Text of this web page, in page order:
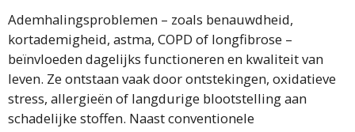
Ademhalingsproblemen – zoals benauwdheid,
kortademigheid, astma, COPD of longfibrose –
beïnvloeden dagelijks functioneren en kwaliteit van
leven. Ze ontstaan vaak door ontstekingen, oxidatieve
stress, allergieën of langdurige blootstelling aan
schadelijke stoffen. Naast conventionele